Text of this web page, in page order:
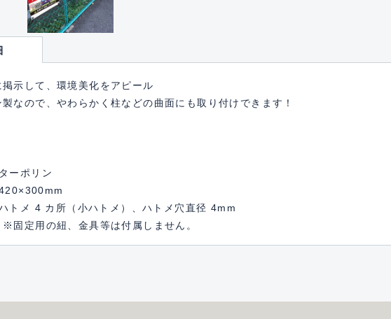
示して、環境美化をアピール
製なので、やわらかく柱などの曲面にも取り付けできます！
ーポリン
420×300mm
トメ 4 カ所（小ハトメ）、ハトメ穴直径 4mm
紐、金具等は付属しません。